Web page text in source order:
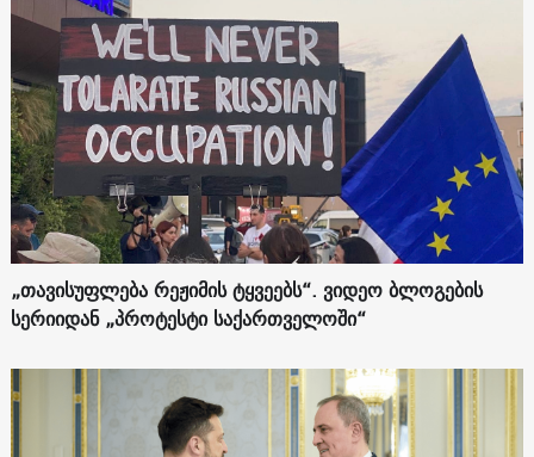
„თავისუფლება რეჟიმის ტყვეებს“. ვიდეო ბლოგების
სერიიდან „პროტესტი საქართველოში“